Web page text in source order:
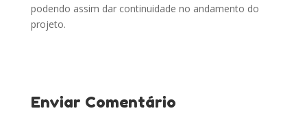
podendo assim dar continuidade no andamento do
projeto.
Enviar Comentário